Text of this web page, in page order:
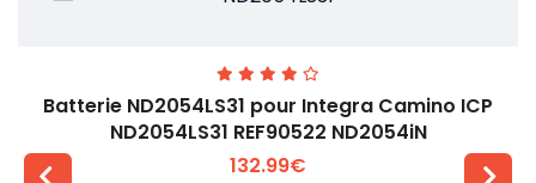
Batterie ND2054LS31 pour Integra Camino ICP
ND2054LS31 REF90522 ND2054iN
132.99€